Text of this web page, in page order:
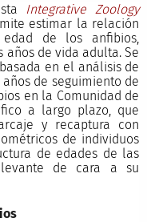
Integrative Zoology
estimar la relación
de los anfibios,
de vida adulta. Se
en el análisis de
de seguimiento de
en la Comunidad de
a largo plazo, que
y recaptura con
de individuos
de edades de las
de cara a su